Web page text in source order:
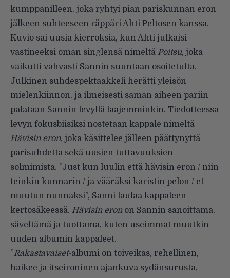
kumppanilleen, joka ryhtyi pian pariskunnan eron
jälkeen suhteeseen räppäri Ahti Peltosen kanssa.
Kuvio sai uusia kierroksia, kun Ahti julkaisi
vastineeksi oman singlensä nimeltä Poitsu, joka
vaikutti vahvasti Sannin suuntaan osoitetulta.
Julkinen suhdespektaakkeli herätti yleisön
mielenkiinnon, ja ilmeisesti saman aiheen pariin
palataan Sannin levyllä laajemminkin. Tiedotteessa
levyn fokusbiisiksi nostetaan kappale nimeltä
Hävisin eron, joka käsittelee jälleen päättynyttä
parisuhdetta sekä uusien tuttavuuksien
solmimista. ”Just kun luulin että hävisin eron / niin
teinkin kunnarin / ja vääräksi karistin pelon / et
muutun nunnaksi”, Sanni laulaa kappaleen
kertosäkeessä. Hävisin eronon Sannin sanoittama,
säveltämä ja tuottama, kuten useimmat muutkin
uuden albumin kappaleet.
”Rakastavaiset-albumi on toiveikas, rehellinen,
haikee ja itseironinen ajankuva sydänsurusta,